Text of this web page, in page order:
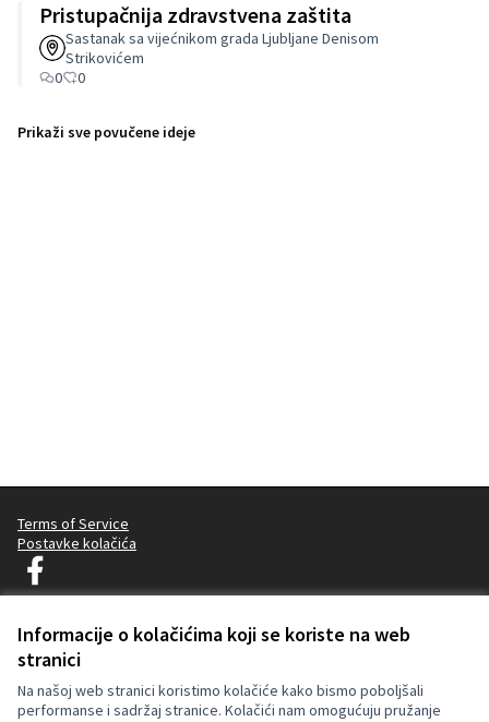
Informacije o kolačićima koji se koriste na web
stranici
Na našoj web stranici koristimo kolačiće kako bismo poboljšali
performanse i sadržaj stranice. Kolačići nam omogućuju pružanje
Pristupačnija zdravstvena zaštita
Sastanak sa vijećnikom grada Ljubljane Denisom
Strikovićem
0
0
Prikaži sve povučene ideje
Terms of Service
Postavke kolačića
Decidim Ljubljana na Facebooku
(Vanjska poveznica)
(Vanjska poveznica)
Za izradu internetske stranice upotrijebljen je besplatni softver.